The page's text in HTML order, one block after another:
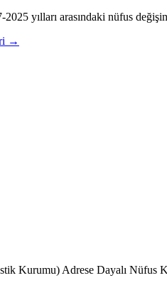
-2025 yılları arasındaki nüfus
→
Kurumu) Adrese Dayalı Nüfus